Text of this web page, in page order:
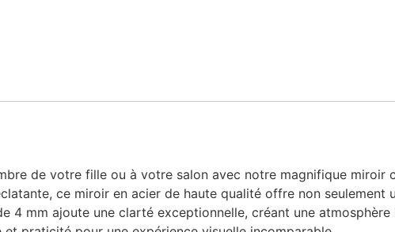
de votre fille ou à votre salon avec notre magnifique miroir
ce miroir en acier de haute qualité offre non
4 mm ajoute une clarté exceptionnelle, créant une